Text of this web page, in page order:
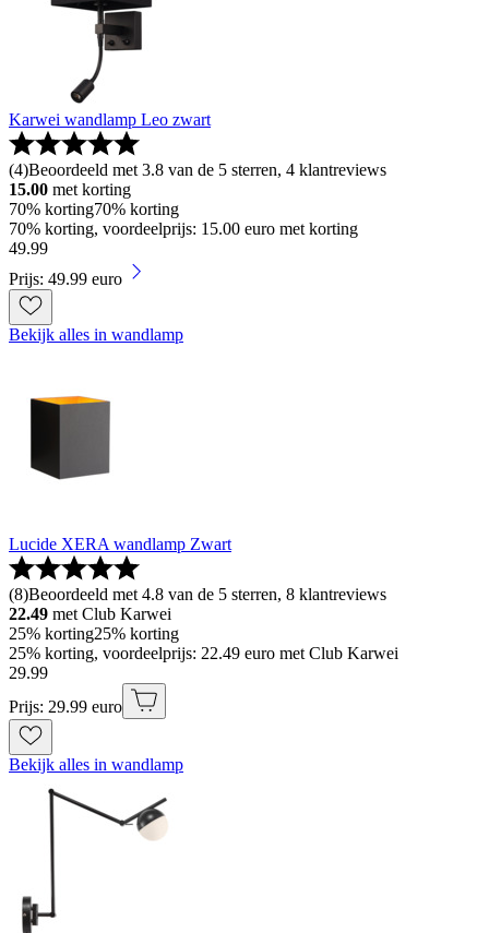
Karwei wandlamp Leo zwart
(4)Beoordeeld met 3.8 van de 5 sterren, 4 klantreviews
15.00 met korting
70% korting70% korting
70% korting, voordeelprijs: 15.00 euro met korting
49.99
Prijs: 49.99 euro
Bekijk alles in wandlamp
Lucide XERA wandlamp Zwart
(8)Beoordeeld met 4.8 van de 5 sterren, 8 klantreviews
22.49 met Club Karwei
25% korting25% korting
25% korting, voordeelprijs: 22.49 euro met Club Karwei
29.99
Prijs: 29.99 euro
Bekijk alles in wandlamp